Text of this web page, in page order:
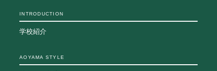
INTRODUCTION
学校紹介
AOYAMA STYLE